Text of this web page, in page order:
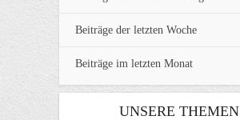
Beiträge der letzten Woche
Beiträge im letzten Monat
UNSERE THEMEN